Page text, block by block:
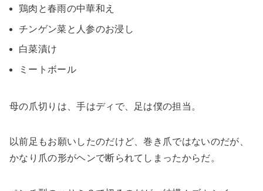
鶏肉と春雨の中華和え
チンゲン菜と人参のお浸し
白菜漬け
ミートボール
母の爪切りは、手はディで、足は僕の担当。
以前足もお願いしたのだけど、巻き爪ではないのだが、
かなり爪の形がヘンで断られてしまったからだ。